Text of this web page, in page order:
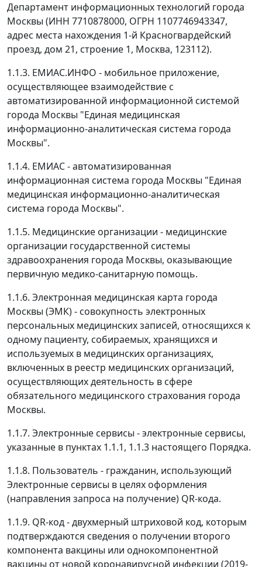
Департамент информационных технологий города
Москвы (ИНН 7710878000, ОГРН 1107746943347,
адрес места нахождения 1-й Красногвардейский
проезд, дом 21, строение 1, Москва, 123112).
1.1.3. ЕМИАС.ИНФО - мобильное приложение,
осуществляющее взаимодействие с
автоматизированной информационной системой
города Москвы "Единая медицинская
информационно-аналитическая система города
Москвы".
1.1.4. ЕМИАС - автоматизированная
информационная система города Москвы "Единая
медицинская информационно-аналитическая
система города Москвы".
1.1.5. Медицинские организации - медицинские
организации государственной системы
здравоохранения города Москвы, оказывающие
первичную медико-санитарную помощь.
1.1.6. Электронная медицинская карта города
Москвы (ЭМК) - совокупность электронных
персональных медицинских записей, относящихся к
одному пациенту, собираемых, хранящихся и
используемых в медицинских организациях,
включенных в реестр медицинских организаций,
осуществляющих деятельность в сфере
обязательного медицинского страхования города
Москвы.
1.1.7. Электронные сервисы - электронные сервисы,
указанные в пунктах 1.1.1, 1.1.3 настоящего Порядка.
1.1.8. Пользователь - гражданин, использующий
Электронные сервисы в целях оформления
(направления запроса на получение) QR-кода.
1.1.9. QR-код - двухмерный штриховой код, которым
подтверждаются сведения о получении второго
компонента вакцины или однокомпонентной
вакцины от новой коронавирусной инфекции (2019-